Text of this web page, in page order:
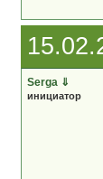
Serga ⇓
инициатор